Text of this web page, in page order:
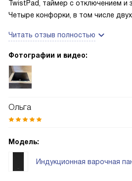
TwistPad, таймер с отключением и
Четыре конфорки, в том числе
Поддержание тепла, индикация
блокировка от детей — спокоенее
Читать отзыв полностью
Фотографии и видео:
Ольга
Модель:
Индукционная варочная